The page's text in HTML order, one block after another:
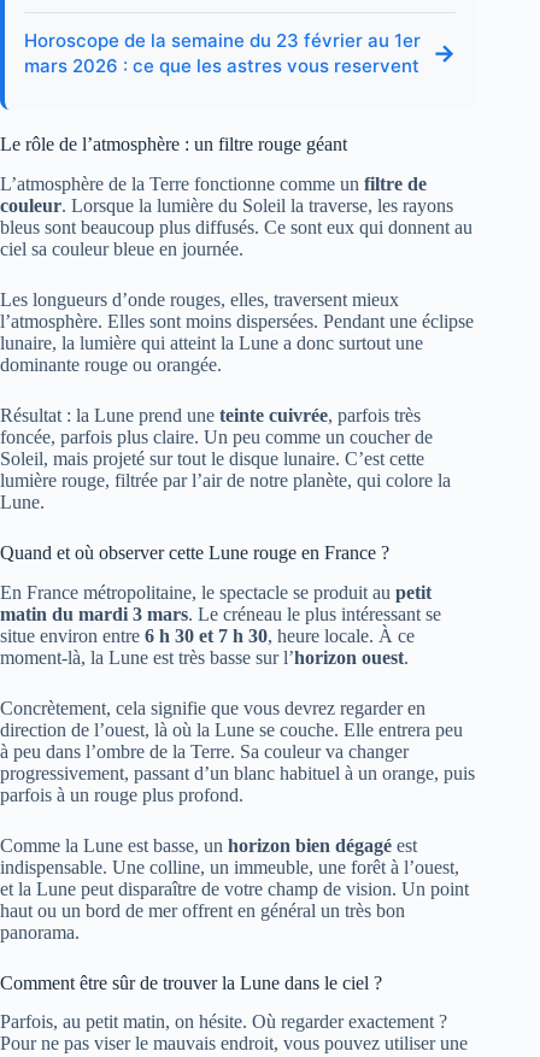
Horoscope de la semaine du 23 février au 1er
mars 2026 : ce que les astres vous reservent
→
Le rôle de l’atmosphère : un filtre rouge géant
L’atmosphère de la Terre fonctionne comme un filtre de
couleur. Lorsque la lumière du Soleil la traverse, les rayons
bleus sont beaucoup plus diffusés. Ce sont eux qui donnent au
ciel sa couleur bleue en journée.
Les longueurs d’onde rouges, elles, traversent mieux
l’atmosphère. Elles sont moins dispersées. Pendant une éclipse
lunaire, la lumière qui atteint la Lune a donc surtout une
dominante rouge ou orangée.
Résultat : la Lune prend une teinte cuivrée, parfois très
foncée, parfois plus claire. Un peu comme un coucher de
Soleil, mais projeté sur tout le disque lunaire. C’est cette
lumière rouge, filtrée par l’air de notre planète, qui colore la
Lune.
Quand et où observer cette Lune rouge en France ?
En France métropolitaine, le spectacle se produit au petit
matin du mardi 3 mars. Le créneau le plus intéressant se
situe environ entre 6 h 30 et 7 h 30, heure locale. À ce
moment-là, la Lune est très basse sur l’horizon ouest.
Concrètement, cela signifie que vous devrez regarder en
direction de l’ouest, là où la Lune se couche. Elle entrera peu
à peu dans l’ombre de la Terre. Sa couleur va changer
progressivement, passant d’un blanc habituel à un orange, puis
parfois à un rouge plus profond.
Comme la Lune est basse, un horizon bien dégagé est
indispensable. Une colline, un immeuble, une forêt à l’ouest,
et la Lune peut disparaître de votre champ de vision. Un point
haut ou un bord de mer offrent en général un très bon
panorama.
Comment être sûr de trouver la Lune dans le ciel ?
Parfois, au petit matin, on hésite. Où regarder exactement ?
Pour ne pas viser le mauvais endroit, vous pouvez utiliser une